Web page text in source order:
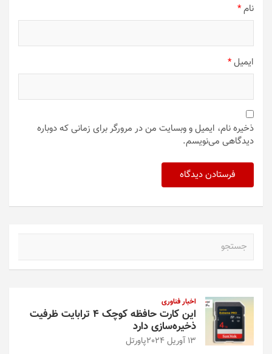
نام*
ایمیل*
ذخیره نام، ایمیل و وبسایت من در مرورگر برای زمانی که دوباره
دیدگاهی می‌نویسم.
اخبار فناوری
این کارت حافظه کوچک ۴ ترابایت ظرفیت
ذخیره‌سازی دارد
13 آوریل 2024 پاورتل